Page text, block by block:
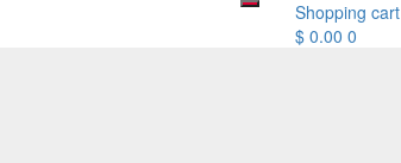
Shopping cart
$ 0.00 0